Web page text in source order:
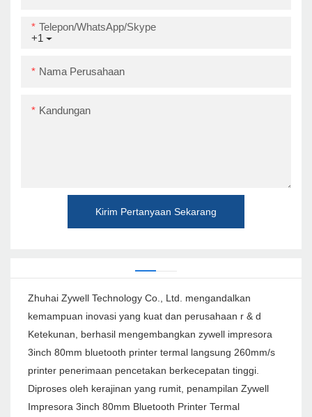
+1
Telepon/WhatsApp/Skype
Nama Perusahaan
Kandungan
Kirim Pertanyaan Sekarang
Zhuhai Zywell Technology Co., Ltd. mengandalkan
kemampuan inovasi yang kuat dan perusahaan r & d
Ketekunan, berhasil mengembangkan zywell impresora
3inch 80mm bluetooth printer termal langsung 260mm/s
printer penerimaan pencetakan berkecepatan tinggi.
Diproses oleh kerajinan yang rumit, penampilan Zywell
Impresora 3inch 80mm Bluetooth Printer Termal